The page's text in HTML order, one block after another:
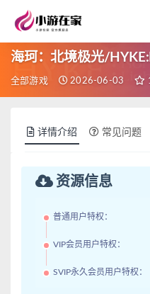
海珂：北境极光/
全部游戏 2026-06-03
详情介绍 常见问题
资源信息
普通用户特权：
VIP会员用户特权：
SVIP永久会员用户特权：